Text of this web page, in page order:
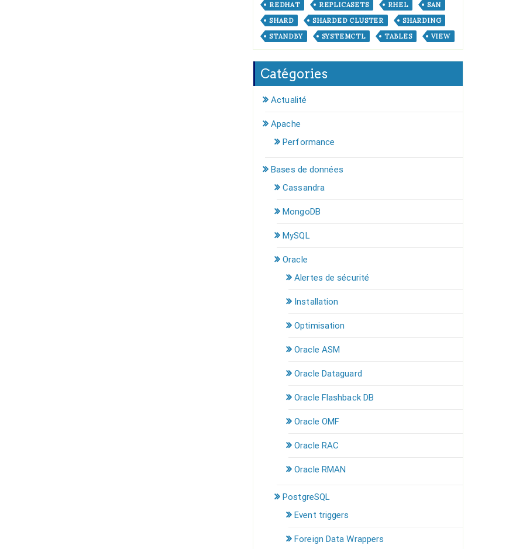
REDHAT
REPLICASETS RHEL
SAN
SHARD
SHARDED CLUSTER
SHARDING
STANDBY
SYSTEMCTL TABLES VIEW
Catégories
Actualité
Apache
Performance
Bases de données
Cassandra
MongoDB
MySQL
Oracle
Alertes de sécurité
Installation
Optimisation
Oracle ASM
Oracle Dataguard
Oracle Flashback DB
Oracle OMF
Oracle RAC
Oracle RMAN
PostgreSQL
Event triggers
Foreign Data Wrappers